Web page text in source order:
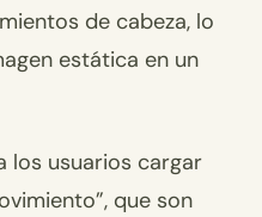
de cabeza, lo
estática en un
los usuarios cargar
que son